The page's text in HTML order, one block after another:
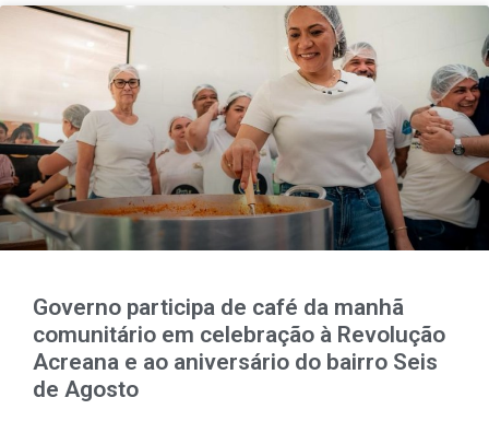
Governo participa de café da manhã
comunitário em celebração à Revolução
Acreana e ao aniversário do bairro Seis
de Agosto